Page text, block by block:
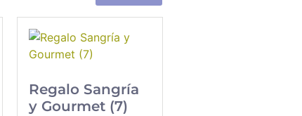
Regalo Sangría
y Gourmet (7)